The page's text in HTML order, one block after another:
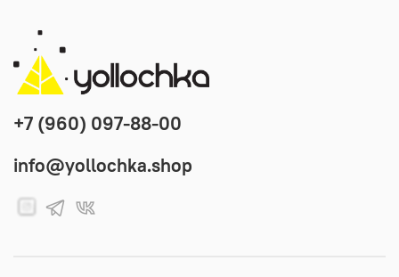
+7 (960) 097-88-00
info@yollochka.shop